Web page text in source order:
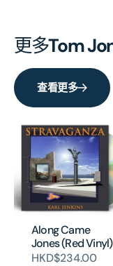
更多Tom
查看更多
Along Came
Jones (Red Vinyl)
HKD$234.00